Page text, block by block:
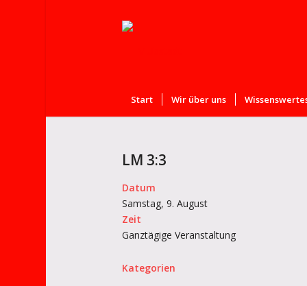
Start Wir über uns
LM 3:3
Datum
Samstag, 9. August
Zeit
Ganztägige Veranstaltung
Kategorien